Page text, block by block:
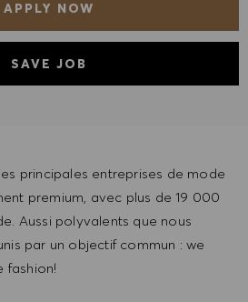
APPLY NOW
SAVE JOB
principales entreprises de mode
premium, avec plus de 19 000
Aussi polyvalents que nous
par un objectif commun : we
fashion!